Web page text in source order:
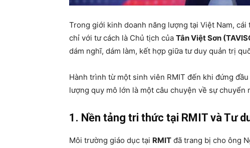
Trong giới kinh doanh năng lượng tại Việt Nam, cái
chỉ với tư cách là Chủ tịch của Tân Việt Sơn
dám nghĩ, dám làm, kết hợp giữa tư duy quản trị
Hành trình từ một sinh viên RMIT đến khi đứng
lượng quy mô lớn là một câu chuyện về sự chuyển
1. Nền tảng tri thức tại RMIT và Tư
Môi trường giáo dục tại RMIT đã trang bị cho ông